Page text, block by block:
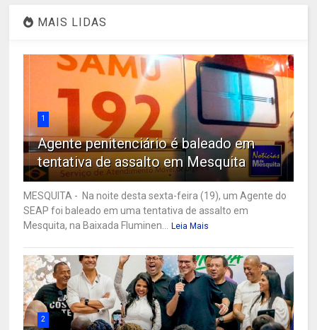
MAIS LIDAS
1
Agente penitenciário é baleado em
tentativa de assalto em Mesquita
MESQUITA - Na noite desta sexta-feira (19), um Agente do
SEAP foi baleado em uma tentativa de assalto em
Mesquita, na Baixada Fluminen...
Leia Mais
2